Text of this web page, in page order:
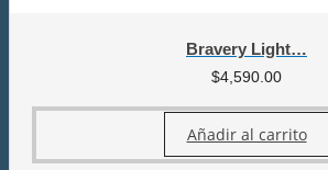
Bravery Light…
$4,590.00
Añadir al carrito